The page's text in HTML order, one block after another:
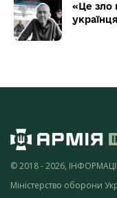
«Це зло
© 2018 - 2026,
Міністерство оборони